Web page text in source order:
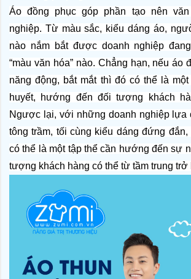
Áo đồng phục góp phần tạo nên
nghiệp. Từ màu sắc, kiểu dáng áo,
nào nắm bắt được doanh nghiệp
“màu văn hóa” nào. Chẳng hạn, nếu áo
năng động, bắt mắt thì đó có thể là
huyết, hướng đến đối tượng khách
Ngược lại, với những doanh nghiệp lựa
tông trầm, tối cùng kiểu dáng đứng
có thể là một tập thể cần hướng đến sự
tượng khách hàng có thể từ tầm trung trở